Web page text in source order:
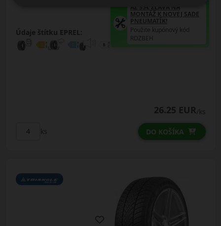
Údaje štítku EPREL:
AŽ 35€ ZĽAVA NA
MONTÁŽ K NOVEJ SADE
PNEUMATÍK!
Použite kupónový kód
ROZBEH
26.25 EUR/ks
ks DO KOŠÍKA